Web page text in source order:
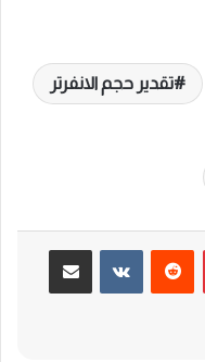
تقدير حجم الانفرتر
بينتيريست
‏Reddit
‏VKontakte مشاركة عبر البريد